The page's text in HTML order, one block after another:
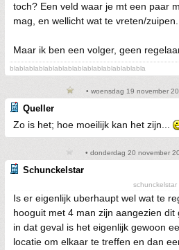
toch? Een veld waar je mt een paar
mag, en wellicht wat te vreten/
Maar ik ben een volger, geen
blablablablablablablablablablablablablabla
• woensdag 19 november
Queller
Zo is het; hoe moeilijk kan het zijn...
• donderdag 20 november
Schunckelstar
schunckelstar
Is er eigenlijk uberhaupt wel wat te
hooguit met 4 man zijn aangezien
in dat geval is het eigenlijk gewoon
locatie om elkaar te treffen en dan